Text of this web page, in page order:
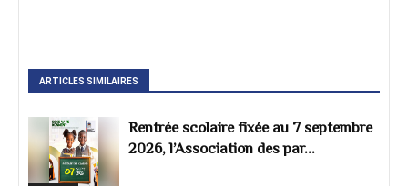
ARTICLES SIMILAIRES
Rentrée scolaire fixée au 7 septembre
2026, l’Association des par...